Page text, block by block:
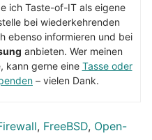
ich Taste-of-IT als eigene
bei wiederkehrenden
ebenso informieren und bei
anbieten. Wer meinen
kann gerne eine Tasse oder
– vielen Dank.
, FreeBSD, Open-